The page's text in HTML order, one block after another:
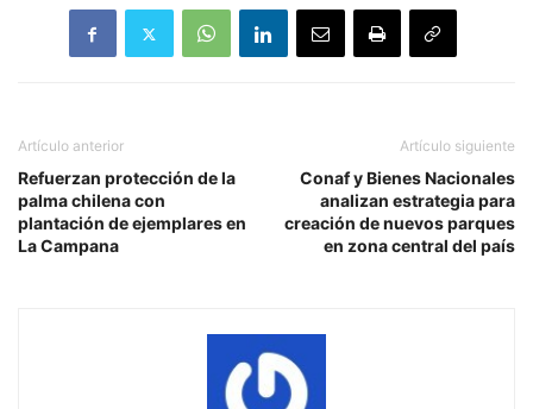
Artículo anterior
Refuerzan protección de la
palma chilena con
plantación de ejemplares en
La Campana
Artículo siguiente
Conaf y Bienes Nacionales
analizan estrategia para
creación de nuevos parques
en zona central del país